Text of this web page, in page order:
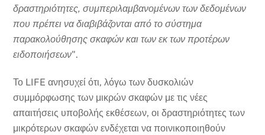
δραστηριότητες, συμπεριλαμβανομένων των δεδομένων
που πρέπει να διαβιβάζονται από το σύστημα
παρακολούθησης σκαφών και των εκ των προτέρων
ειδοποιήσεων".
Το LIFE ανησυχεί ότι, λόγω των δυσκολιών
συμμόρφωσης των μικρών σκαφών με τις νέες
απαιτήσεις υποβολής εκθέσεων, οι δραστηριότητες των
μικρότερων σκαφών ενδέχεται να ποινικοποιηθούν